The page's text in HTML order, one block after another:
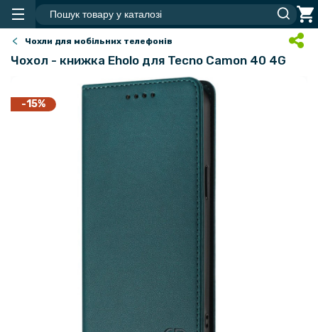
Чохли для мобільних телефонів
Чохол - книжка Eholo для Tecno Camon 40 4G
-15%